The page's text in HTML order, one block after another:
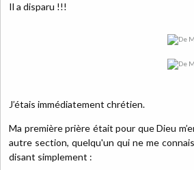
Il a disparu !!!
J’étais immédiatement chrétien.
Ma première prière était pour que Dieu
autre section, quelqu'un qui ne me
disant simplement :